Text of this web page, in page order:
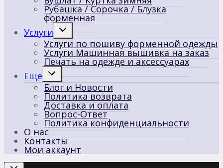
Рубашка / Сорочка / Блузка
форменная
Услуги
Переключить
дочернее
меню
Услуги по пошиву форменной одежды
Услуги Машинная вышивка на заказ
Печать на одежде и аксессуарах
Еще
Переключить
дочернее
меню
Блог и Новости
Политика возврата
Доставка и оплата
Вопрос-Ответ
Политика конфиденциальности
О нас
Контакты
Мои аккаунт